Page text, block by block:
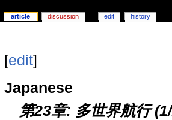
[edit]
Japanese
第23章: 多世界航行
article discussion edit history